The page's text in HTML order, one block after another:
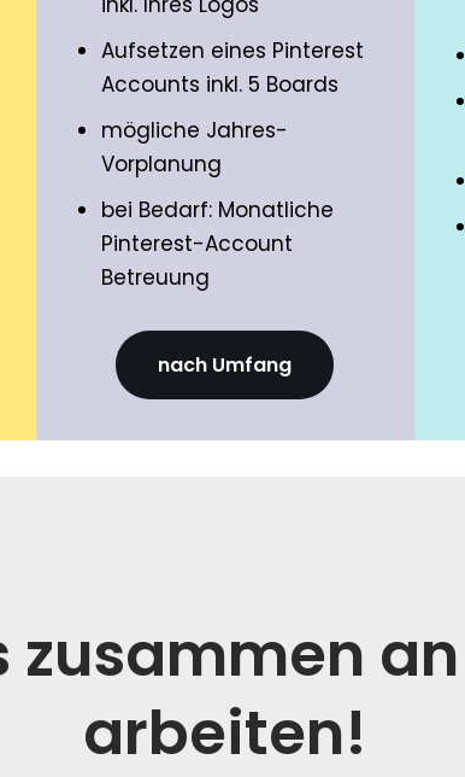
Aufsetzen eines Pinterest
Accounts inkl. 5 Boards
mögliche Jahres-
Vorplanung
bei Bedarf: Monatliche
Pinterest-Account
Betreuung
nach Umfang
zusammen
arbeiten!